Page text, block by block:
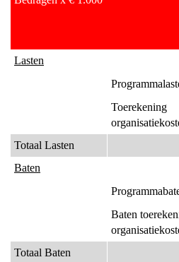
Lasten
Toerekening
Totaal Lasten
Baten
Baten
Totaal Baten